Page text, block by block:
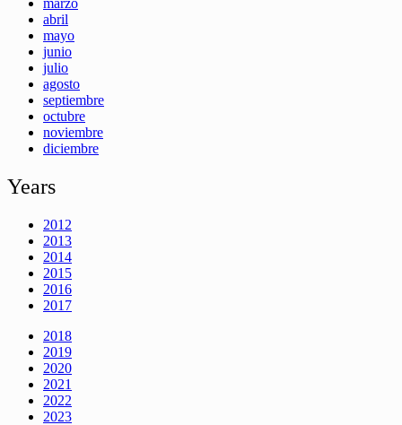
abril
mayo
junio
julio
agosto
septiembre
octubre
noviembre
diciembre
Years
2012
2013
2014
2015
2016
2017
2018
2019
2020
2021
2022
2023